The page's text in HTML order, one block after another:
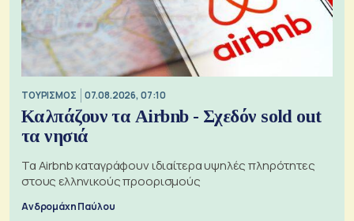
ΤΟΥΡΙΣΜΟΣ 07.08.2026, 07:10
Καλπάζουν τα Airbnb - Σχεδόν sold out
τα νησιά
Τα Airbnb καταγράφουν ιδιαίτερα υψηλές πληρότητες
στους ελληνικούς προορισμούς
Ανδρομάχη Παύλου